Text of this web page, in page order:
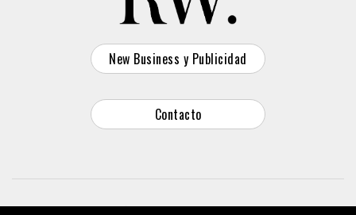
New Business y Publicidad
Contacto